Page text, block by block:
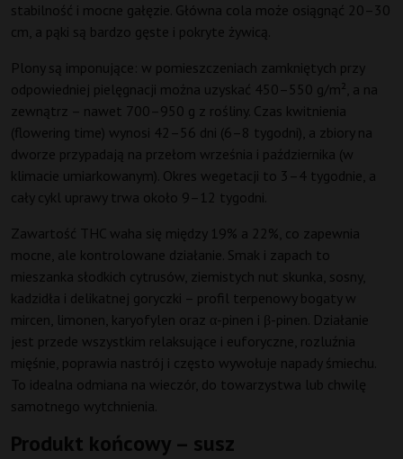
stabilność i mocne gałęzie. Główna cola może osiągnąć 20–30
cm, a pąki są bardzo gęste i pokryte żywicą.
Plony są imponujące: w pomieszczeniach zamkniętych przy
odpowiedniej pielęgnacji można uzyskać 450–550 g/m², a na
zewnątrz – nawet 700–950 g z rośliny. Czas kwitnienia
(flowering time) wynosi 42–56 dni (6–8 tygodni), a zbiory na
dworze przypadają na przełom września i października (w
klimacie umiarkowanym). Okres wegetacji to 3–4 tygodnie, a
cały cykl uprawy trwa około 9–12 tygodni.
Zawartość THC waha się między 19% a 22%, co zapewnia
mocne, ale kontrolowane działanie. Smak i zapach to
mieszanka słodkich cytrusów, ziemistych nut skunka, sosny,
kadzidła i delikatnej goryczki – profil terpenowy bogaty w
mircen, limonen, karyofylen oraz α-pinen i β-pinen. Działanie
jest przede wszystkim relaksujące i euforyczne, rozluźnia
mięśnie, poprawia nastrój i często wywołuje napady śmiechu.
To idealna odmiana na wieczór, do towarzystwa lub chwilę
samotnego wytchnienia.
Produkt końcowy – susz